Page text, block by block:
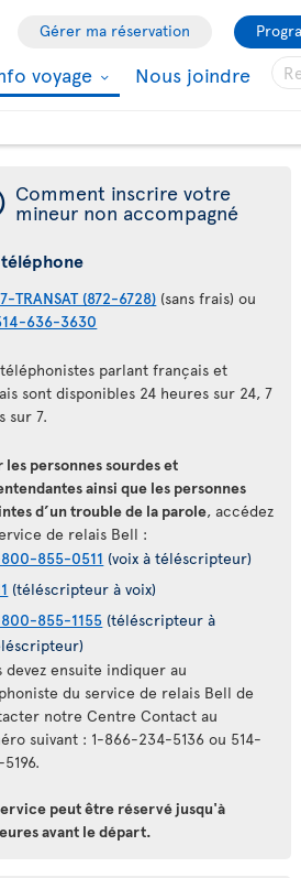
Gérer ma réservation
voyage Nous joindre
Comment inscrire votre
mineur non accompagné
TRANSAT (872-6728) (sans frais) ou
636-3630
téléphonistes parlant français et
sont disponibles 24 heures sur 24, 7
sur 7.
les personnes sourdes et
ainsi que les personnes
d’un trouble de la parole, accédez
de relais Bell :
855-0511 (voix à téléscripteur)
(téléscripteur à voix)
855-1155 (téléscripteur à
devez ensuite indiquer au
du service de relais Bell de
notre Centre Contact au
suivant : 1-866-234-5136 ou 514-
peut être réservé jusqu'à
avant le départ.